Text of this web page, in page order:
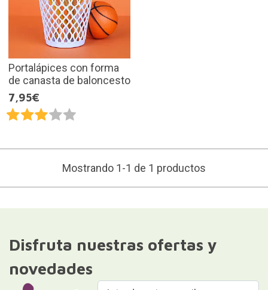
Portalápices con forma
de canasta de baloncesto
7,95€
Mostrando 1-1 de 1 productos
Disfruta nuestras ofertas y
novedades